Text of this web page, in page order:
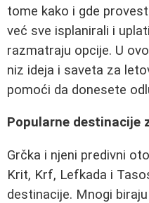
tome kako i gde
već sve isplanirali i
razmatraju opcije. U
niz ideja i saveta za
pomoći da donesete
Popularne destinacije
Grčka i njeni predivni
Krit, Krf, Lefkada i
destinacije. Mnogi